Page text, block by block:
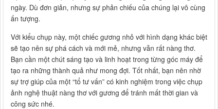
ngày. Dù đơn giản, nhưng sự phản chiếu của chúng lại vô cùng
ấn tượng.
Với kiểu chụp này, một chiếc gương nhỏ với hình dạng khác biệt
sẽ tạo nên sự phá cách và mới mẻ, nhưng vẫn rất nàng thơ.
Bạn cần một chút sáng tạo và linh hoạt trong từng góc máy để
tạo ra những thành quả như mong đợi. Tốt nhất, bạn nên nhờ
sự trợ giúp của một “tổ tư vấn” có kinh nghiệm trong việc chụp
ảnh nghệ thuật nàng thơ với gương để tránh mất thời gian và
công sức nhé.